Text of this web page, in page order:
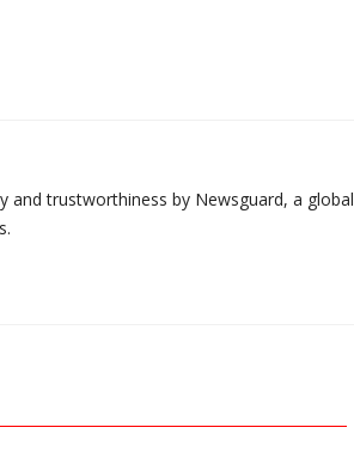
and trustworthiness by Newsguard, a global